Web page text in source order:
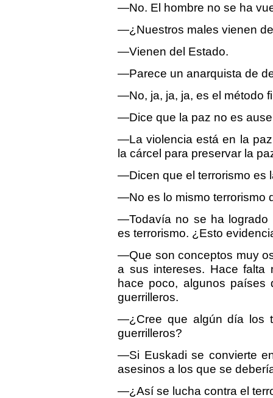
—No. El hombre no se ha
—¿Nuestros males vienen
—Vienen del Estado.
—Parece un anarquista de
—No, ja, ja, ja, es el método
—Dice que la paz no es
—La violencia está en la
la cárcel para preservar la
—Dicen que el terrorismo es
—No es lo mismo terrorismo
—Todavía no se ha logrado
es terrorismo. ¿Esto
—Que son conceptos muy
a sus intereses. Hace falta
hace poco, algunos países
guerrilleros.
—¿Cree que algún día los
guerrilleros?
—Si Euskadi se convierte
asesinos a los que se
—¿Así se lucha contra el